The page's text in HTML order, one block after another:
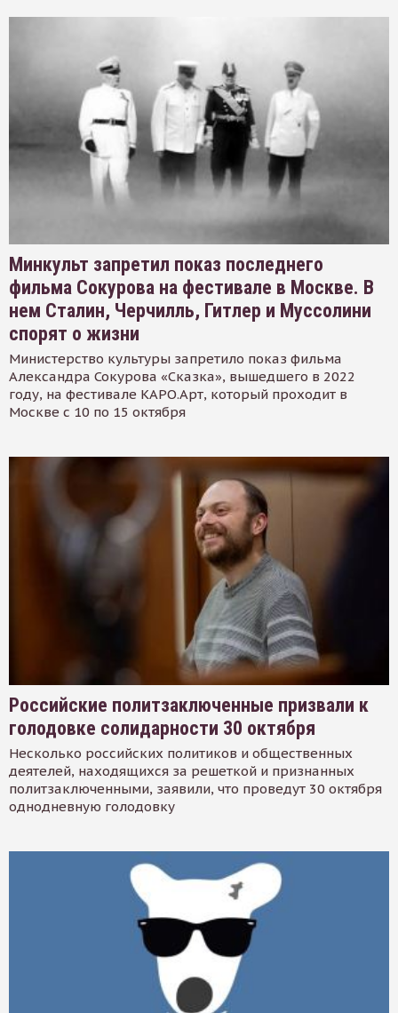
Минкульт запретил показ последнего
фильма Сокурова на фестивале в Москве. В
нем Сталин, Черчилль, Гитлер и Муссолини
спорят о жизни
Министерство культуры запретило показ фильма
Александра Сокурова «Сказка», вышедшего в 2022
году, на фестивале КАРО.Арт, который проходит в
Москве с 10 по 15 октября
Российские политзаключенные призвали к
голодовке солидарности 30 октября
Несколько российских политиков и общественных
деятелей, находящихся за решеткой и признанных
политзаключенными, заявили, что проведут 30 октября
однодневную голодовку